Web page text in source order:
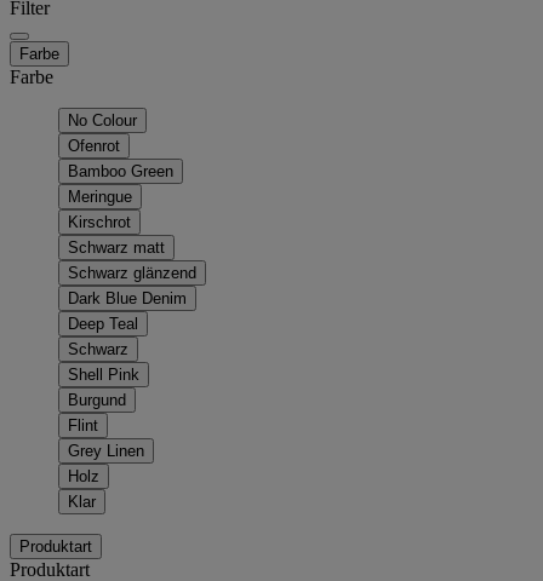
Filter
Farbe
Farbe
No Colour
Ofenrot
Bamboo Green
Meringue
Kirschrot
Schwarz matt
Schwarz glänzend
Dark Blue Denim
Deep Teal
Schwarz
Shell Pink
Burgund
Flint
Grey Linen
Holz
Klar
Produktart
Produktart